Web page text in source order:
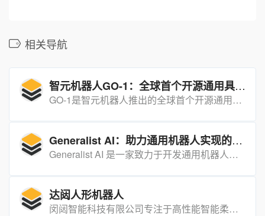
相关导航
智元机器人GO-1：全球首个开源通用具身智能大模型
GO-1是智元机器人推出的全球首个开源通用具身智能基座大模型，基于ViLLA架构，让机器人“看得懂、想得通、做得准”。
Generalist AI：助力通用机器人实现的前沿技术平台
Generalist AI 是一家致力于开发通用机器人技术的创新公司，专注于通过先进的数据、模型和硬件技术推动机器人在灵活性和协作能力方面的突破，旨在让机器人在未来的人类生活和工业场景中发挥更大作用。
达闼人形机器人
闵闼智能科技有限公司专注于高性能智能柔性关节的研发和生产，其自研的系列产品---智能柔性关节解决了服务机器人硬件设计中的核心部件问题，确保了机 器人关节的智能化和灵活性和多关节系统控制能力。